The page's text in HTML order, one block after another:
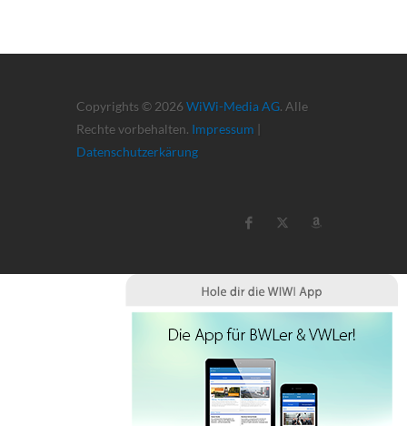
Copyrights © 2026 WiWi-Media AG. Alle
Rechte vorbehalten. Impressum |
Datenschutzerkärung